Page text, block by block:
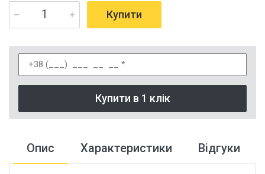
Купити
Купити в 1 клік
Опис Характеристики Відгуки